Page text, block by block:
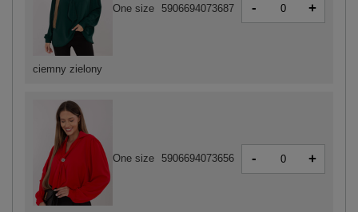
One size 5906694073656 - +
ciemny zielony
One size 5906694073687 - +